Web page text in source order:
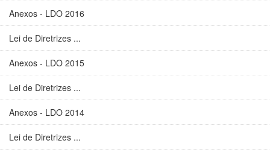
Anexos - LDO 2016
Lei de Diretrizes ...
Anexos - LDO 2015
Lei de Diretrizes ...
Anexos - LDO 2014
Lei de Diretrizes ...